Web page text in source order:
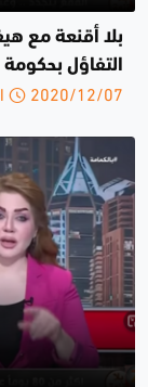
بلا أقنعة مع
التفاؤل
2020/12/07 الإثنين 13:19 م